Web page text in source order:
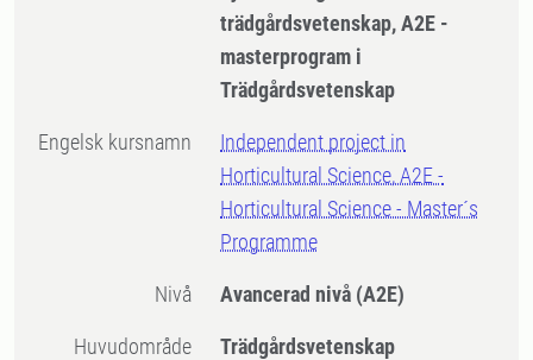
trädgårdsvetenskap, A2E -
masterprogram i
Trädgårdsvetenskap
Engelsk kursnamn
Independent project in
Horticultural Science, A2E -
Horticultural Science - Master´s
Programme
Nivå Avancerad nivå (A2E)
Huvudområde Trädgårdsvetenskap